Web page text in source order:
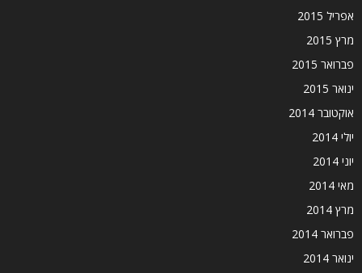
אפריל 2015
מרץ 2015
פברואר 2015
ינואר 2015
אוקטובר 2014
יולי 2014
יוני 2014
מאי 2014
מרץ 2014
פברואר 2014
ינואר 2014